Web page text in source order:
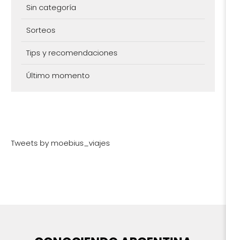
Sin categoría
Sorteos
Tips y recomendaciones
Último momento
Tweets by moebius_viajes